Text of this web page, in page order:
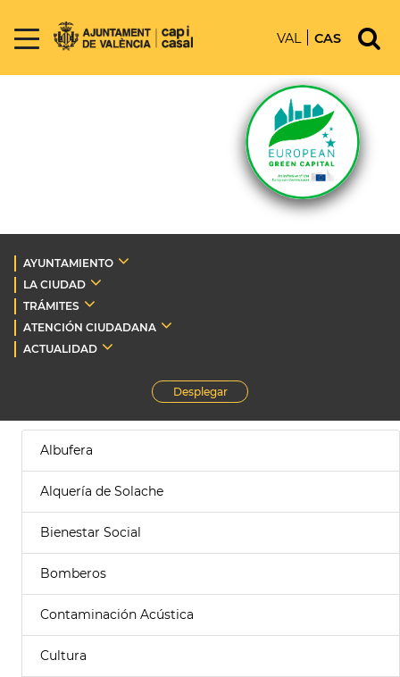
VAL CAS
AYUNTAMIENTO
LA CIUDAD
TRÁMITES
ATENCIÓN CIUDADANA
ACTUALIDAD
Desplegar
Albufera
Alquería de Solache
Bienestar Social
Bomberos
Contaminación Acústica
Cultura